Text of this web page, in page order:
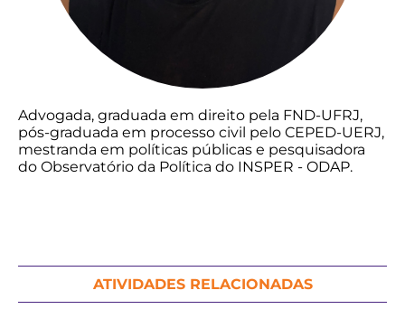
Advogada, graduada em direito pela FND-UFRJ,
pós-graduada em processo civil pelo CEPED-UERJ,
mestranda em políticas públicas e pesquisadora
do Observatório da Política do INSPER - ODAP.
ATIVIDADES RELACIONADAS